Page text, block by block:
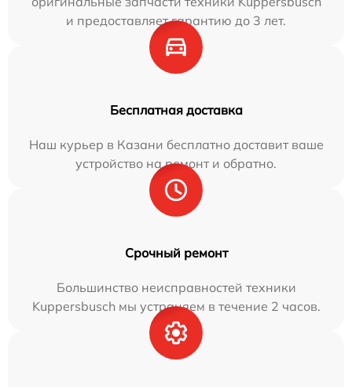
и предоставляет гарантию до 3 лет.
Бесплатная доставка
Наш курьер в Казани бесплатно доставит ваше
устройство на ремонт и обратно.
Срочный ремонт
Большинство неисправностей техники
Kuppersbusch мы устраняем в течение 2 часов.